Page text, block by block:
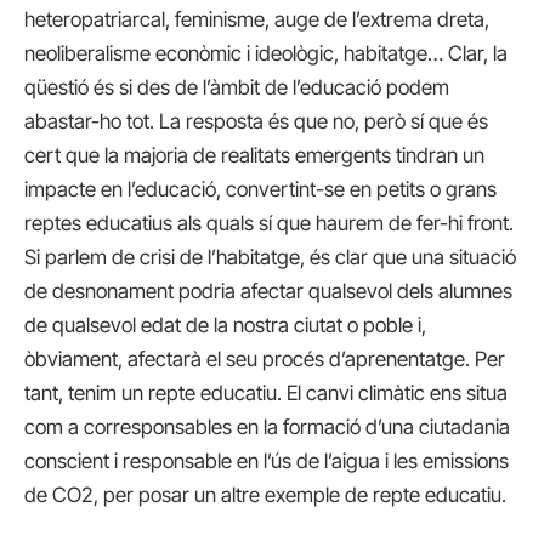
heteropatriarcal, feminisme, auge de l’extrema dreta,
neoliberalisme econòmic i ideològic, habitatge… Clar, la
qüestió és si des de l’àmbit de l’educació podem
abastar-ho tot. La resposta és que no, però sí que és
cert que la majoria de realitats emergents tindran un
impacte en l’educació, convertint-se en petits o grans
reptes educatius als quals sí que haurem de fer-hi front.
Si parlem de crisi de l’habitatge, és clar que una situació
de desnonament podria afectar qualsevol dels alumnes
de qualsevol edat de la nostra ciutat o poble i,
òbviament, afectarà el seu procés d’aprenentatge. Per
tant, tenim un repte educatiu. El canvi climàtic ens situa
com a corresponsables en la formació d’una ciutadania
conscient i responsable en l’ús de l’aigua i les emissions
de CO2, per posar un altre exemple de repte educatiu.